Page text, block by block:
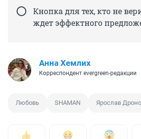
Кнопка для тех, кто не
ждет эффектного
Анна Хемлих
Корреспондент evergreen-редакции
Любовь SHAMAN Ярослав